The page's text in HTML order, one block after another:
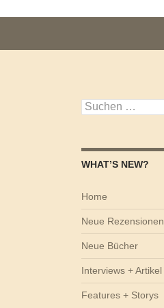
Suchen
nach:
WHAT’S NEW?
Home
Neue Rezensionen
Neue Bücher
Interviews + Artikel
Features + Storys